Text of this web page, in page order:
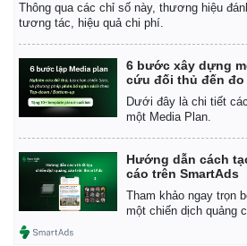
Thông qua các chỉ số này, thương hiệu
tương tác, hiệu quả chi phí.
6 bước xây dựng
cứu đối thủ đến
Dưới đây là chi tiết
một Media Plan.
Hướng dẫn cách
cáo trên SmartAds
Tham khảo ngay trọn
một chiến dịch quảng